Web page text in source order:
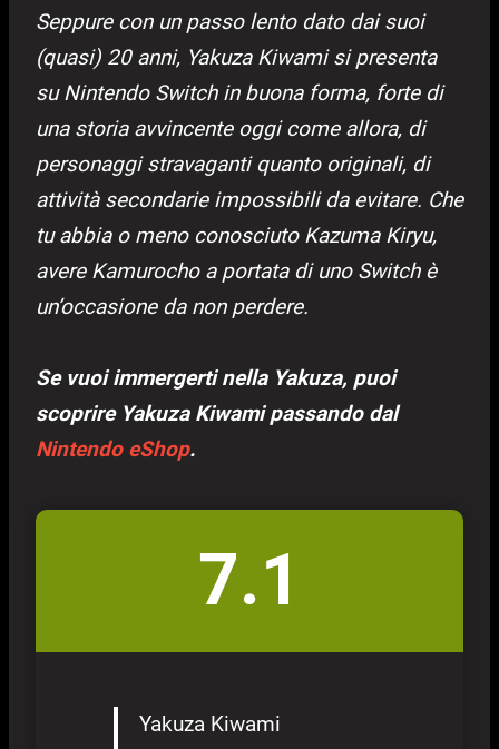
Seppure con un passo lento dato dai suoi
(quasi) 20 anni, Yakuza Kiwami si presenta
su Nintendo Switch in buona forma, forte di
una storia avvincente oggi come allora, di
personaggi stravaganti quanto originali, di
attività secondarie impossibili da evitare. Che
tu abbia o meno conosciuto Kazuma Kiryu,
avere Kamurocho a portata di uno Switch è
un’occasione da non perdere.
Se vuoi immergerti nella Yakuza, puoi
scoprire Yakuza Kiwami passando dal
Nintendo eShop.
7.1
Yakuza Kiwami